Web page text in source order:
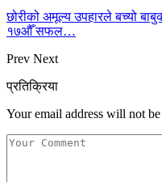
छोरीको अमूल्य उपहारले बच्यो
१७औँ सफल…
Prev Next
प्रतिक्रिया
Your email address will not